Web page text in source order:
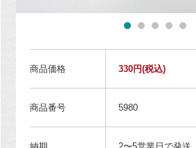
商品価格 330円(税込)
商品番号 5980